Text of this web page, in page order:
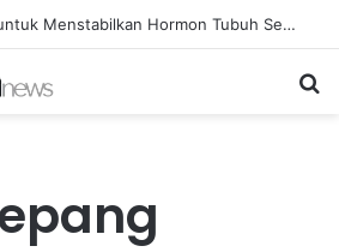
Nutrisi Seimbang untuk Menstabilkan Hormon Tubuh Secara Alami dan Aman Setiap Hari